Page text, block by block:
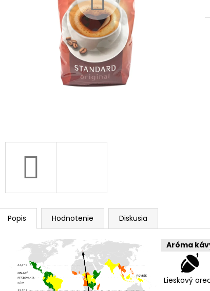
Popis Hodnotenie Diskusia
Aróma
Lieskový
MOKATE CAPPUCCINO PUMPKIN SPICE KAFFA